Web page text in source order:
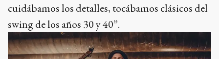
cuidábamos los detalles, tocábamos clásicos del
swing de los años 30 y 40”.